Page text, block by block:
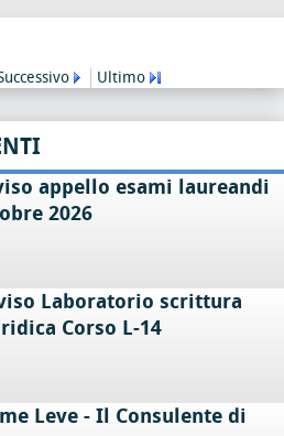
Ultimo
appello esami laureandi
2026
Laboratorio scrittura
Corso L-14
Leve - Il Consulente di